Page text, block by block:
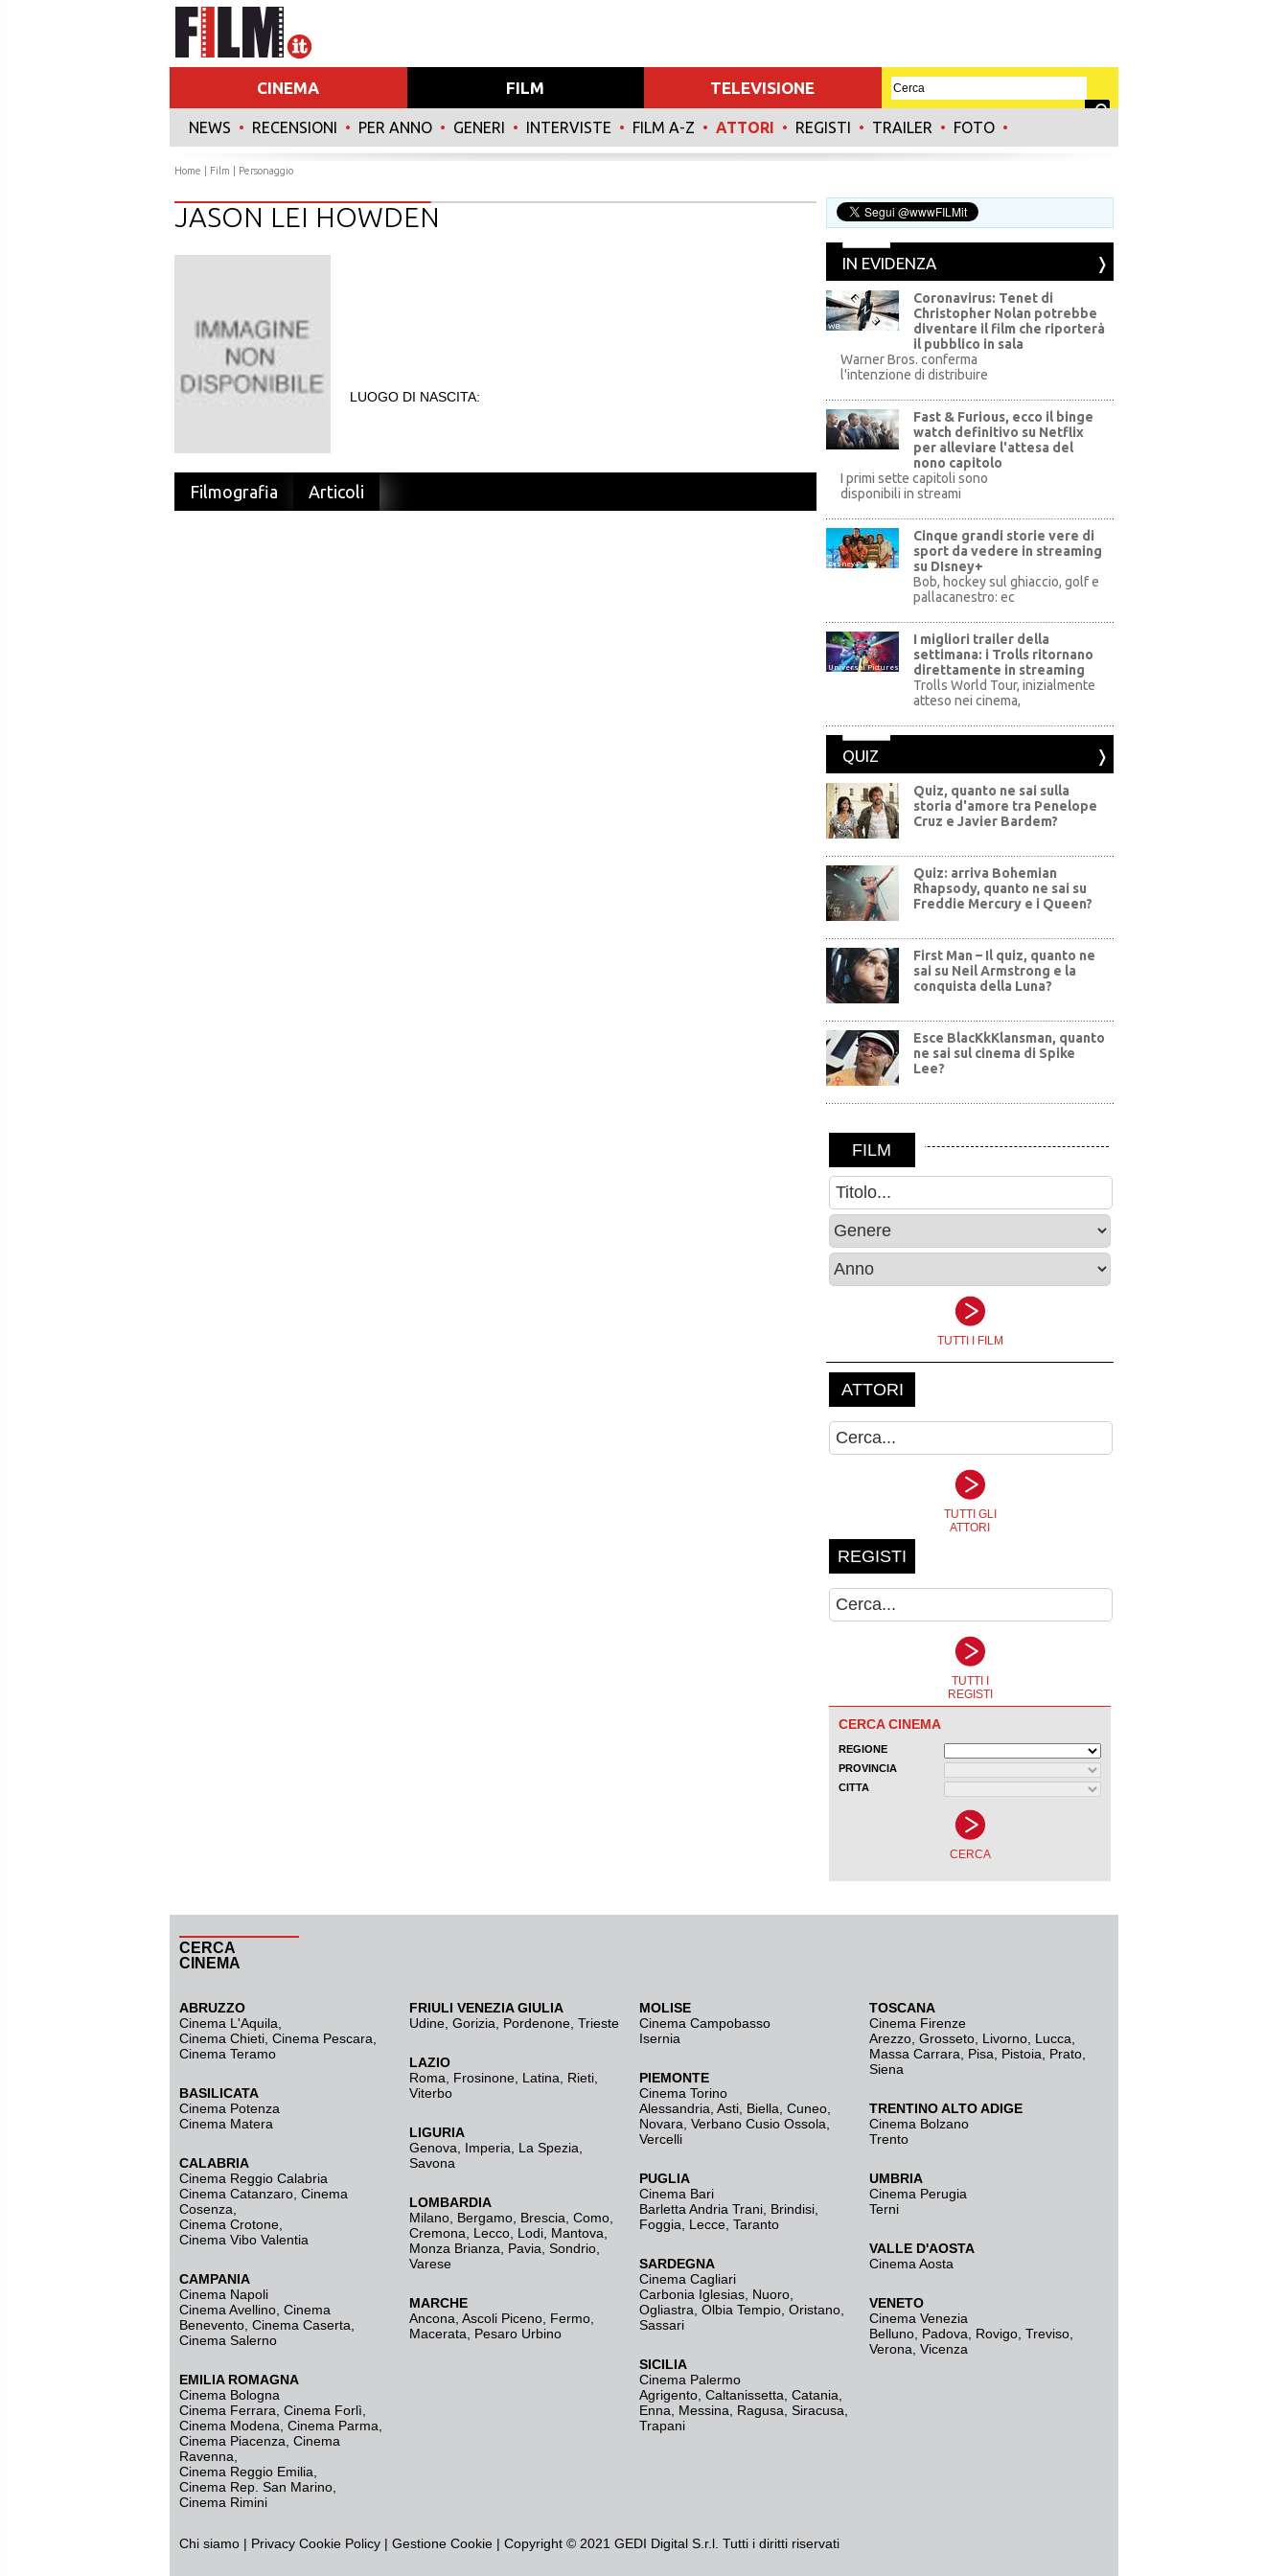
CINEMA FILM TELEVISIONE
NEWS • RECENSIONI • PER ANNO • GENERI • INTERVISTE • FILM A-Z • ATTORI • REGISTI • TRAILER • FOTO •
Home Film | Personaggio
JASON LEI HOWDEN
LUOGO DI NASCITA:
Filmografia Articoli
IN EVIDENZA
WB
Coronavirus: Tenet di
Christopher Nolan potrebbe
diventare il film che riporterà
il pubblico in sala
Warner Bros. conferma
l'intenzione di distribuire
Fast & Furious, ecco il binge
watch definitivo su Netflix
per alleviare l'attesa del
nono capitolo
I primi sette capitoli sono
disponibili in streami
Disney+
Cinque grandi storie vere di
sport da vedere in streaming
su DIsney+
Bob, hockey sul ghiaccio, golf e
pallacanestro: ec
Universal Pictures
I migliori trailer della
settimana: i Trolls ritornano
direttamente in streaming
Trolls World Tour, inizialmente
atteso nei cinema,
QUIZ
Quiz, quanto ne sai sulla
storia d'amore tra Penelope
Cruz e Javier Bardem?
Quiz: arriva Bohemian
Rhapsody, quanto ne sai su
Freddie Mercury e i Queen?
First Man – Il quiz, quanto ne
sai su Neil Armstrong e la
conquista della Luna?
Esce BlacKkKlansman, quanto
ne sai sul cinema di Spike
Lee?
CERCA
CINEMA
ABRUZZO
Cinema L'Aquila
Cinema Chieti, Cinema Pescara,
Cinema Teramo
BASILICATA
Cinema Potenza
Cinema Matera
CALABRIA
Cinema Reggio Calabria
Cinema Catanzaro Cinema
Cosenza
Cinema Crotone
Cinema Vibo Valentia
CAMPANIA
Cinema Napoli
Cinema Avellino Cinema
Benevento Cinema Caserta
Cinema Salerno
EMILIA ROMAGNA
Cinema Bologna
Cinema Ferrara Cinema Forlì
Cinema Modena Cinema Parma
Cinema Piacenza Cinema
Ravenna
Cinema Reggio Emilia
Cinema Rep. San Marino
Cinema Rimini
FRIULI VENEZIA GIULIA
Udine Gorizia Pordenone Trieste
LAZIO
Roma
Frosinone Latina Rieti
Viterbo
LIGURIA
Genova
Imperia La Spezia
Savona
LOMBARDIA
Milano Bergamo Brescia, Como
Cremona
Lecco Lodi Mantova
Monza Brianza
Pavia Sondrio
Varese
MARCHE
Ancona Ascoli Piceno Fermo
Macerata
Pesaro Urbino
MOLISE
Cinema Campobasso
Isernia
PIEMONTE
Cinema Torino
Alessandria Asti Biella Cuneo
Novara Verbano Cusio Ossola
Vercelli
PUGLIA
Cinema Bari
Barletta Andria Trani Brindisi
Foggia
Lecce Taranto
SARDEGNA
Cinema Cagliari
Carbonia Iglesias Nuoro
Ogliastra Olbia Tempio Oristano
Sassari
SICILIA
Cinema Palermo
Agrigento Caltanissetta Catania
Enna
Messina Ragusa Siracusa
Trapani
TOSCANA
Cinema Firenze
Arezzo Grosseto Livorno Lucca
Massa Carrara
Pisa Pistoia Prato
Siena
TRENTINO ALTO ADIGE
Cinema Bolzano
Trento
UMBRIA
Cinema Perugia
Terni
VALLE D'AOSTA
Cinema Aosta
VENETO
Cinema Venezia
Belluno Padova Rovigo Treviso
Verona Vicenza
Chi siamo | Privacy Cookie Policy | Gestione Cookie | Copyright © 2021 GEDI Digital S.r.l. Tutti i diritti riservati